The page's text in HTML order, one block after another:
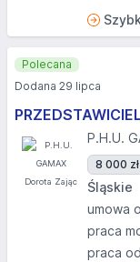
P.H.U.
8 000 zł
Śląskie
umowa
praca
praca
Polecana
Dodana 29 lipca